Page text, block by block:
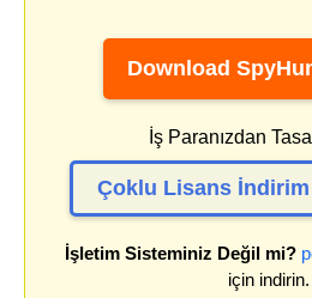
Download
İş Paranızdan
Çoklu Lisans
İşletim Sisteminiz Değil mi?
için indirin.